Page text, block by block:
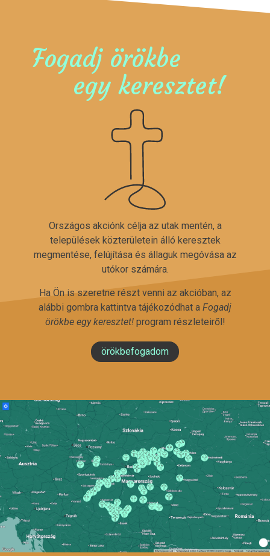
Fogadj örökbe
egy keresztet!
Országos akciónk célja az utak mentén, a
települések közterületein álló keresztek
megmentése, felújítása és állaguk megóvása az
utókor számára.
Ha Ön is szeretne részt venni az akcióban, az
alábbi gombra kattintva tájékozódhat a Fogadj
örökbe egy keresztet!program részleteiről!
örökbefogadom